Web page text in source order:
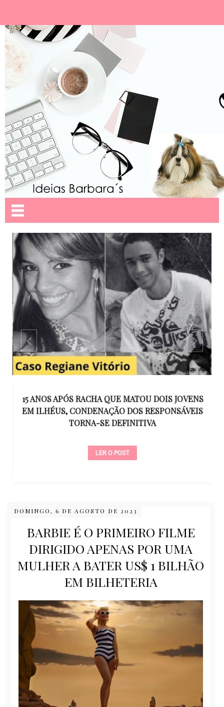
15 ANOS APÓS RACHA QUE MATOU DOIS JOVENS
EM ILHÉUS, CONDENAÇÃO DOS RESPONSÁVEIS
TORNA-SE DEFINITIVA
LER O POST
DOMINGO, 6 DE AGOSTO DE 2023
BARBIE É O PRIMEIRO FILME
DIRIGIDO APENAS POR UMA
MULHER A BATER US$ 1 BILHÃO
EM BILHETERIA